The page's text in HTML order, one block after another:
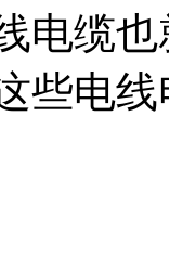
电缆
些电